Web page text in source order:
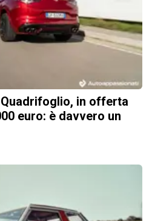
in offerta
euro: è davvero un